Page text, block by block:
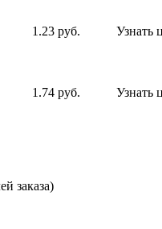
1.23 руб. Узнать
1.74 руб. Узнать
заказа)